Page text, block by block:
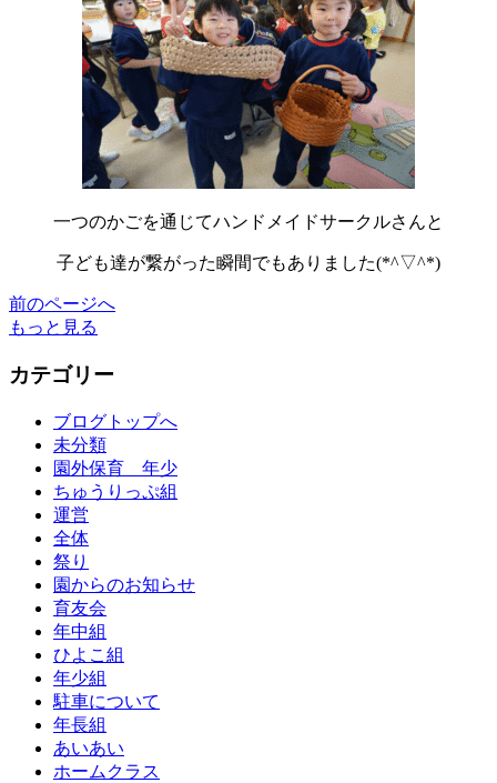
一つのかごを通じてハンドメイドサークルさんと
子ども達が繋がった瞬間でもありました(*^▽^*)
前のページへ
もっと見る
カテゴリー
ブログトップへ
未分類
園外保育 年少
ちゅうりっぷ組
運営
全体
祭り
園からのお知らせ
育友会
年中組
ひよこ組
年少組
駐車について
年長組
あいあい
ホームクラス